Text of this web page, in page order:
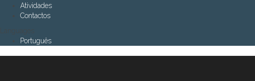
Atividades
Contactos
Português